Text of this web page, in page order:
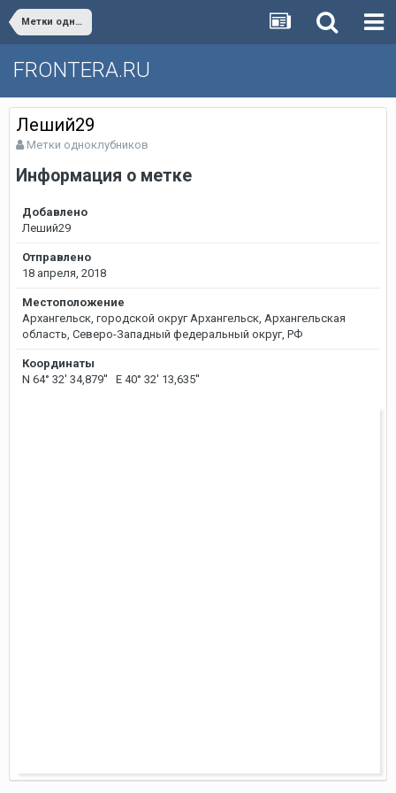
Метки одноклубников
FRONTERA.RU
Леший29
Метки одноклубников
Информация о метке
Добавлено
Леший29
Отправлено
18 апреля, 2018
Местоположение
Архангельск, городской округ Архангельск, Архангельская
область, Северо-Западный федеральный округ, РФ
Координаты
N 64° 32' 34,879'' E 40° 32' 13,635''